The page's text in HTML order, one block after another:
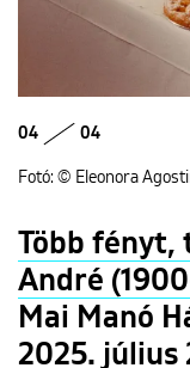
04 04
Fotó: © Eleonora
Több fényt,
André
Mai Manó
2025. július